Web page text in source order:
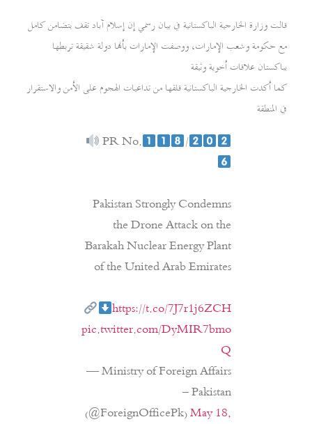
قالت وزارة الخارجية الباكستانية في بيان رسمي إن إسلام آباد تقف بتضامن كامل
مع حكومة وشعب الإمارات، ووصفت الإمارات بأنها دولة شقيقة تربطها
بباكستان علاقات أخوية وثيقة
كما أكدت الخارجية الباكستانية قلقها من تداعيات الهجوم على الأمن والاستقرار
في المنطقة
PR No.
/
Pakistan Strongly Condemns
the Drone Attack on the
Barakah Nuclear Energy Plant
of the United Arab Emirates
https://t.co/7J7r1j6ZCH
pic.twitter.com/DyMIR7bmo
Q
— Ministry of Foreign Affairs
– Pakistan
(@ForeignOfficePk)May 18,